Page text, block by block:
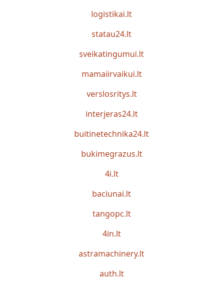
logistikai.lt
statau24.lt
sveikatingumui.lt
mamaiirvaikui.lt
verslosritys.lt
interjeras24.lt
buitinetechnika24.lt
bukimegrazus.lt
4i.lt
baciunai.lt
tangopc.lt
4in.lt
astramachinery.lt
auth.lt